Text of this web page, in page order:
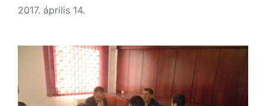
2017. április 14.